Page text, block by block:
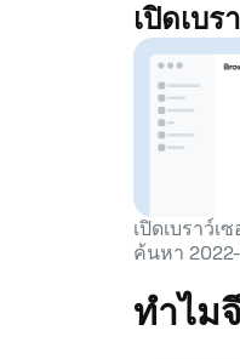
เปิดเบร
เปิดเบราว์เ
ค้นหา
ทำไม